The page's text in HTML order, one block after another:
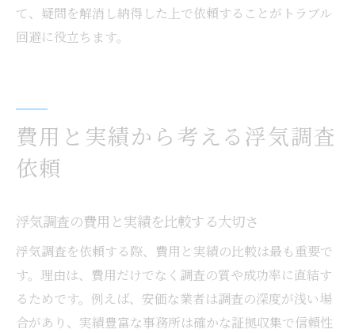
て、疑問を解消し納得した上で依頼することがトラブル
回避に役立ちます。
費用と実績から考える浮気調査
依頼
浮気調査の費用と実績を比較する大切さ
浮気調査を依頼する際、費用と実績の比較は最も重要で
す。理由は、費用だけでなく調査の質や成功率に直結す
るためです。例えば、安価な業者は調査の深度が浅い場
合があり、実績豊富な事務所は確かな証拠収集で信頼性